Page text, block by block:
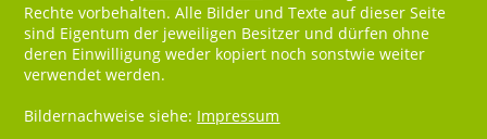
Rechte vorbehalten. Alle Bilder und Texte auf dieser Seite
sind Eigentum der jeweiligen Besitzer und dürfen ohne
deren Einwilligung weder kopiert noch sonstwie weiter
verwendet werden.
Bildernachweise siehe: Impressum